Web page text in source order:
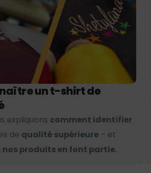
un t-shirt de
expliquons comment identifier
de qualité supérieure – et
nos produits en font partie.